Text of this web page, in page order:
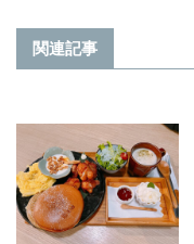
関連記事